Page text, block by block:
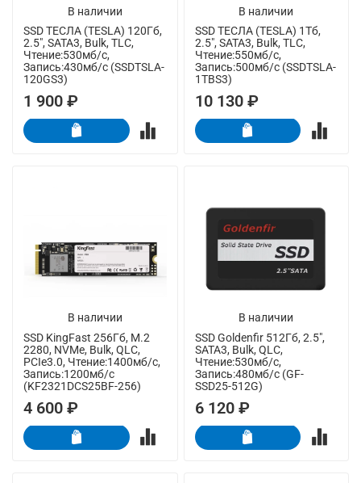
В наличии
SSD ТЕСЛА (TESLA) 120Гб,
2.5", SATA3, Bulk, TLC,
Чтение:530мб/с,
Запись:430мб/с (SSDTSLA-
120GS3)
1 900 ₽
В наличии
SSD ТЕСЛА (TESLA) 1Тб,
2.5", SATA3, Bulk, TLC,
Чтение:550мб/с,
Запись:500мб/с (SSDTSLA-
1TBS3)
10 130 ₽
В наличии
SSD KingFast 256Гб, M.2
2280, NVMe, Bulk, QLC,
PCIe3.0, Чтение:1400мб/с,
Запись:1200мб/с
(KF2321DCS25BF-256)
4 600 ₽
В наличии
SSD Goldenfir 512Гб, 2.5",
SATA3, Bulk, QLC,
Чтение:530мб/с,
Запись:480мб/с (GF-
SSD25-512G)
6 120 ₽